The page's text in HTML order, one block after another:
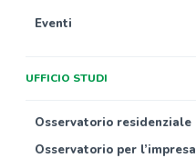
Eventi
UFFICIO STUDI
Osservatorio residenziale
Osservatorio per l’impresa